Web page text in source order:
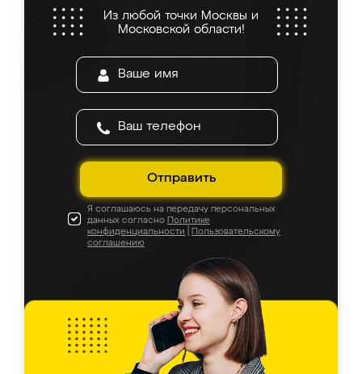
Из любой точки Москвы и
Московской области!
Отправить
Я соглашаюсь на передачу персональных
данных согласно Политике
конфиденциальности
Пользовательскому
соглашению